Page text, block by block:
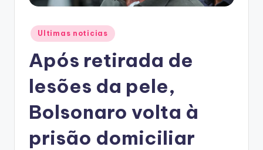
Posted
in
Ultimas noticias
Após retirada de
lesões da pele,
Bolsonaro volta à
prisão domiciliar